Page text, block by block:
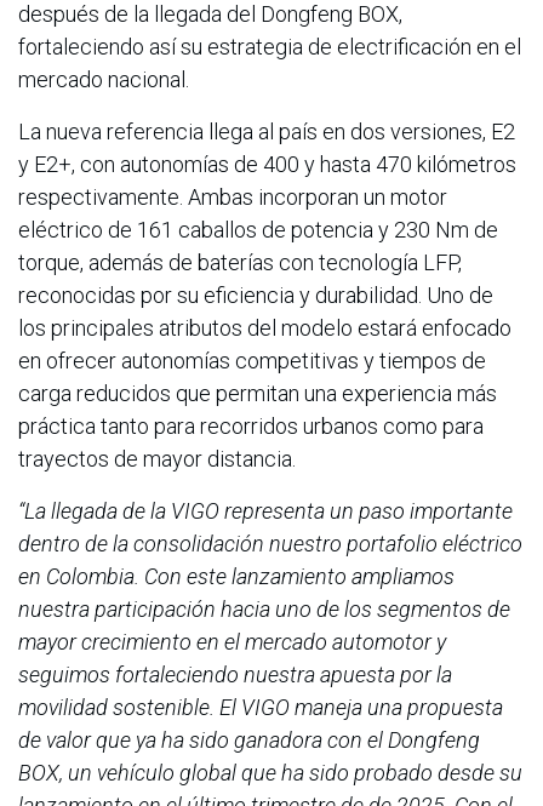
después de la llegada del Dongfeng BOX,
fortaleciendo así su estrategia de electrificación en el
mercado nacional.
La nueva referencia llega al país en dos versiones, E2
y E2+, con autonomías de 400 y hasta 470 kilómetros
respectivamente. Ambas incorporan un motor
eléctrico de 161 caballos de potencia y 230 Nm de
torque, además de baterías con tecnología LFP,
reconocidas por su eficiencia y durabilidad. Uno de
los principales atributos del modelo estará enfocado
en ofrecer autonomías competitivas y tiempos de
carga reducidos que permitan una experiencia más
práctica tanto para recorridos urbanos como para
trayectos de mayor distancia.
“La llegada de la VIGO representa un paso importante
dentro de la consolidación nuestro portafolio eléctrico
en Colombia. Con este lanzamiento ampliamos
nuestra participación hacia uno de los segmentos de
mayor crecimiento en el mercado automotor y
seguimos fortaleciendo nuestra apuesta por la
movilidad sostenible. El VIGO maneja una propuesta
de valor que ya ha sido ganadora con el Dongfeng
BOX, un vehículo global que ha sido probado desde su